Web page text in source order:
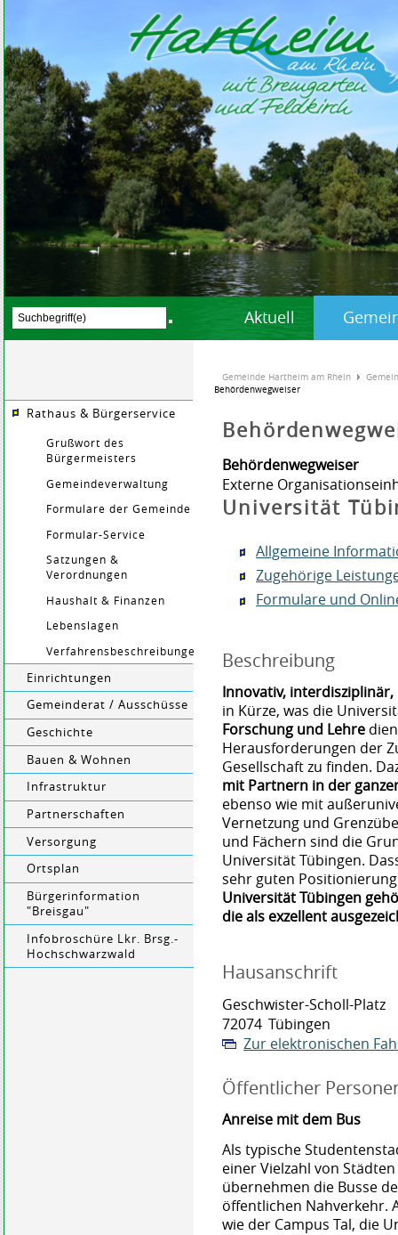
Aktuell
Rathaus & Bürgerservice
Grußwort des
Bürgermeisters
Gemeindeverwaltung
Formulare der Gemeinde
Formular-Service
Satzungen &
Verordnungen
Haushalt & Finanzen
Lebenslagen
Verfahrensbeschreibungen
Einrichtungen
Gemeinderat / Ausschüsse
Geschichte
Bauen & Wohnen
Infrastruktur
Partnerschaften
Versorgung
Ortsplan
Bürgerinformation
"Breisgau"
Infobroschüre Lkr. Brsg.-
Hochschwarzwald
Gemeinde Hartheim am Rhein
Behördenwegweiser
Behördenwegweiser
Externe
Universität
Allgemeine
Zugehörige
Formulare und
Beschreibung
Innovativ,
in Kürze, was die
Forschung und Lehre
Herausforderungen der
Gesellschaft zu finden.
mit Partnern in der
ebenso wie mit
Vernetzung und
und Fächern sind die
Universität Tübingen.
sehr guten
Universität Tübingen
die als exzellent
Hausanschrift
Geschwister-Scholl-Platz
72074 Tübingen
Zur elektronischen
Öffentlicher
Anreise mit dem Bus
Als typische
einer Vielzahl von
übernehmen die Busse
öffentlichen Nahverkehr.
wie der Campus Tal, die